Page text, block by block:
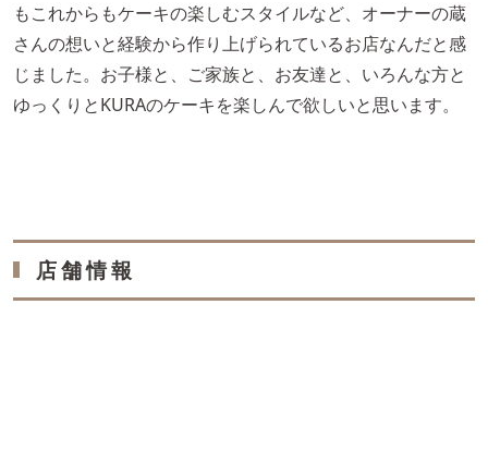
もこれからもケーキの楽しむスタイルなど、オーナーの蔵
さんの想いと経験から作り上げられているお店なんだと感
じました。お子様と、ご家族と、お友達と、いろんな方と
ゆっくりとKURAのケーキを楽しんで欲しいと思います。
店舗情報